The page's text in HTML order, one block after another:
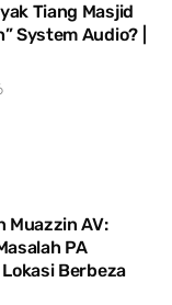
Tiang Masjid
System Audio? |
Muazzin AV:
PA
Berbeza